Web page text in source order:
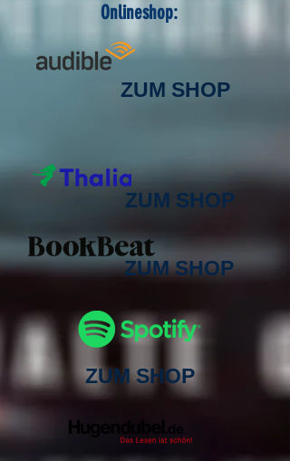
Onlineshop:
ZUM SHOP
ZUM SHOP
ZUM SHOP
ZUM SHOP